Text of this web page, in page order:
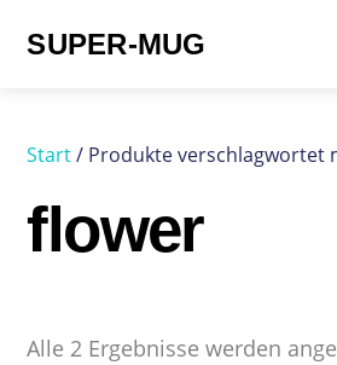
SUPER-MUG
Start/ Produkte verschlagwortet
flower
Alle 2 Ergebnisse werden